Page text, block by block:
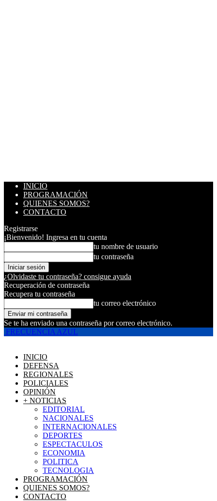
INICIO
PROGRAMACIÓN
QUIENES SOMOS?
CONTACTO
Registrarse
¡Bienvenido! Ingresa en tu cuenta
tu nombre de usuario
tu contraseña
¿Olvidaste tu contraseña? consigue ayuda
Recuperación de contraseña
Recupera tu contraseña
tu correo electrónico
Se te ha enviado una contraseña por correo electrónico.
FRECUENCIA AZUL
INICIO
DEFENSA
REGIONALES
POLICIALES
OPINIÓN
+ NOTICIAS
EDITORIAL
NACIONALES
INTERNACIONALES
DEPORTES
ESPECTACULOS
ECONOMIA
POLITICA
TECNOLOGIA
PROGRAMACIÓN
QUIENES SOMOS?
CONTACTO